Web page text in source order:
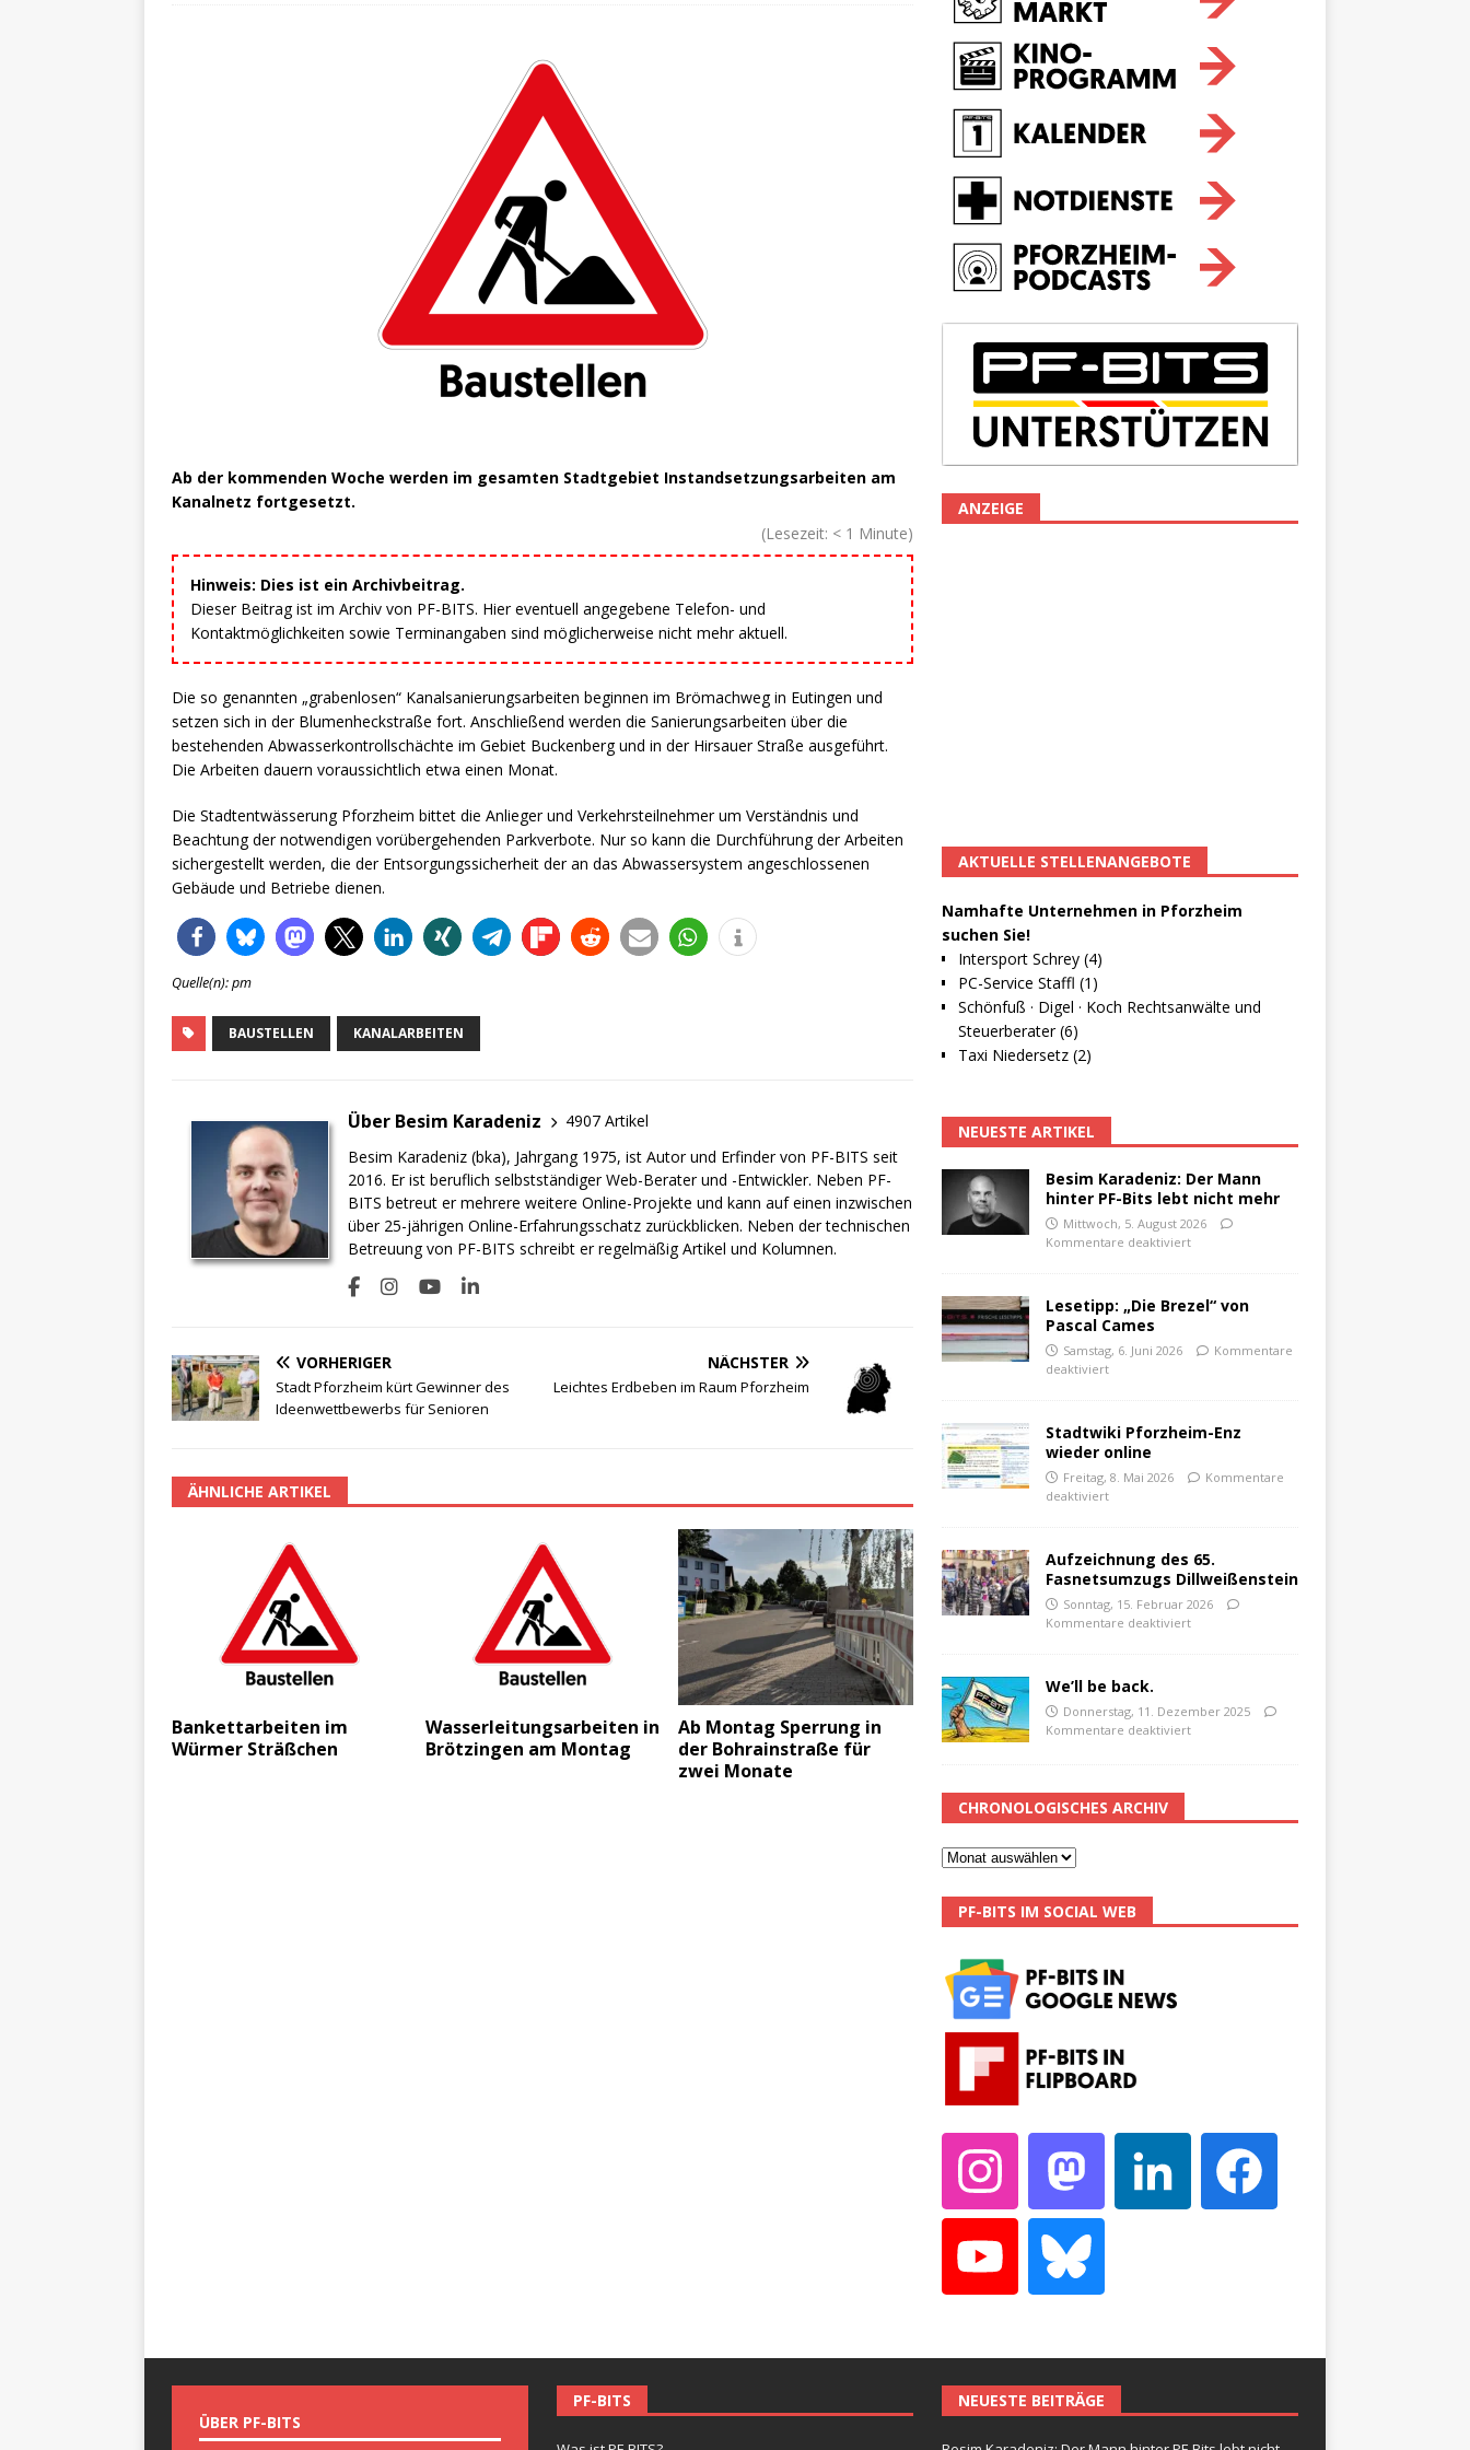
Ab der kommenden Woche werden im gesamten Stadtgebiet Instandsetzungsarbeiten am
Kanalnetz fortgesetzt.
(Lesezeit: < 1 Minute)
Hinweis: Dies ist ein Archivbeitrag.
Dieser Beitrag ist im Archiv von PF-BITS. Hier eventuell angegebene Telefon- und
Kontaktmöglichkeiten sowie Terminangaben sind möglicherweise nicht mehr aktuell.
Die so genannten „grabenlosen“ Kanalsanierungsarbeiten beginnen im Brömachweg in Eutingen und
setzen sich in der Blumenheckstraße fort. Anschließend werden die Sanierungsarbeiten über die
bestehenden Abwasserkontrollschächte im Gebiet Buckenberg und in der Hirsauer Straße ausgeführt.
Die Arbeiten dauern voraussichtlich etwa einen Monat.
Die Stadtentwässerung Pforzheim bittet die Anlieger und Verkehrsteilnehmer um Verständnis und
Beachtung der notwendigen vorübergehenden Parkverbote. Nur so kann die Durchführung der Arbeiten
sichergestellt werden, die der Entsorgungssicherheit der an das Abwassersystem angeschlossenen
Gebäude und Betriebe dienen.
Quelle(n): pm
BAUSTELLEN KANALARBEITEN
Über Besim Karadeniz
4907 Artikel
Besim Karadeniz (bka), Jahrgang 1975, ist Autor und Erfinder von PF-BITS seit
2016. Er ist beruflich selbstständiger Web-Berater und -Entwickler. Neben PF-
BITS betreut er mehrere weitere Online-Projekte und kann auf einen inzwischen
über 25-jährigen Online-Erfahrungsschatz zurückblicken. Neben der technischen
Betreuung von PF-BITS schreibt er regelmäßig Artikel und Kolumnen.
VORHERIGER
Stadt Pforzheim kürt Gewinner des
Ideenwettbewerbs für Senioren
NÄCHSTER
Leichtes Erdbeben im Raum Pforzheim
ÄHNLICHE ARTIKEL
Bankettarbeiten im
Würmer Sträßchen
Wasserleitungsarbeiten in
Brötzingen am Montag
Ab Montag Sperrung in
der Bohrainstraße für
zwei Monate
ANZEIGE
AKTUELLE STELLENANGEBOTE
Namhafte Unternehmen in Pforzheim
suchen Sie!
Intersport Schrey (4)
PC-Service Staffl (1)
Schönfuß · Digel · Koch Rechtsanwälte und
Steuerberater (6)
Taxi Niedersetz (2)
NEUESTE ARTIKEL
Besim Karadeniz: Der Mann
hinter PF-Bits lebt nicht mehr
Mittwoch, 5. August 2026
Kommentare deaktiviert
Lesetipp: „Die Brezel“ von
Pascal Cames
Samstag, 6. Juni 2026
Kommentare
deaktiviert
Stadtwiki Pforzheim-Enz
wieder online
Freitag, 8. Mai 2026
Kommentare
deaktiviert
Aufzeichnung des 65.
Fasnetsumzugs Dillweißenstein
Sonntag, 15. Februar 2026
Kommentare deaktiviert
We’ll be back.
Donnerstag, 11. Dezember 2025
Kommentare deaktiviert
CHRONOLOGISCHES ARCHIV
PF-BITS IM SOCIAL WEB
ÜBER PF-BITS
PF-BITS NEUESTE BEITRÄGE